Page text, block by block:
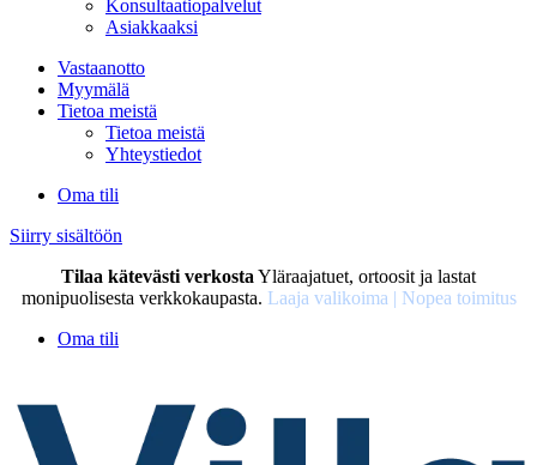
Konsultaatiopalvelut
Asiakkaaksi
Vastaanotto
Myymälä
Tietoa meistä
Tietoa meistä
Yhteystiedot
Oma tili
Siirry sisältöön
Tilaa kätevästi verkosta Yläraajatuet, ortoosit ja lastat
monipuolisesta verkkokaupasta. Laaja valikoima | Nopea toimitus
Oma tili